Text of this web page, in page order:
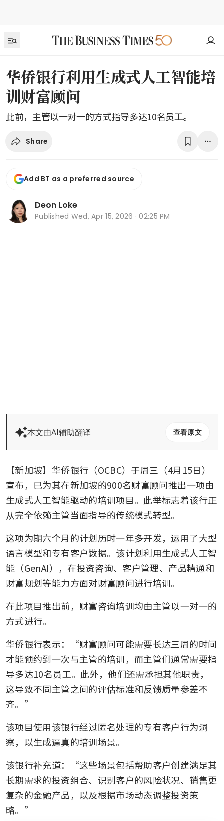
华侨银行利用生成式人工智能培
训财富顾问
此前，主管以一对一的方式指导多达10名员工。
Share
Add BT as a preferred source
Deon Loke
Published Wed, Apr 15, 2026 · 02:25 PM
本文由AI辅助翻译 查看原文
【新加坡】华侨银行（OCBC）于周三（4月15日）
宣布，已为其在新加坡的900名财富顾问推出一项由
生成式人工智能驱动的培训项目。此举标志着该行正
从完全依赖主管当面指导的传统模式转型。
这项为期六个月的计划历时一年多开发，运用了大型
语言模型和专有客户数据。该计划利用生成式人工智
能（GenAI），在投资咨询、客户管理、产品精通和
财富规划等能力方面对财富顾问进行培训。
在此项目推出前，财富咨询培训均由主管以一对一的
方式进行。
华侨银行表示：“财富顾问可能需要长达三周的时间
才能预约到一次与主管的培训，而主管们通常需要指
导多达10名员工。此外，他们还需承担其他职责，
这导致不同主管之间的评估标准和反馈质量参差不
齐。”
该项目使用该银行经过匿名处理的专有客户行为洞
察，以生成逼真的培训场景。
该银行补充道：“这些场景包括帮助客户创建满足其
长期需求的投资组合、识别客户的风险状况、销售更
复杂的金融产品，以及根据市场动态调整投资策
略。”